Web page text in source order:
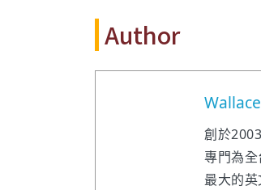
Author
Wallace
創於
專門為
最大的